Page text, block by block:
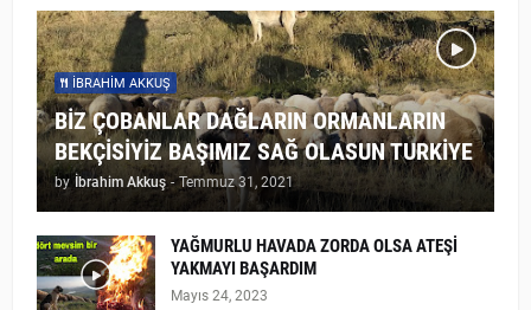
İBRAHIM AKKUŞ
BİZ ÇOBANLAR DAĞLARIN ORMANLARIN
BEKÇİSİYİZ BAŞIMIZ SAĞ OLASUN TURKİYE
by İbrahim Akkuş - Temmuz 31, 2021
YAĞMURLU HAVADA ZORDA OLSA ATEŞİ
YAKMAYI BAŞARDIM
Mayıs 24, 2023